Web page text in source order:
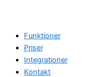
Funktioner
Priser
Integrationer
Kontakt